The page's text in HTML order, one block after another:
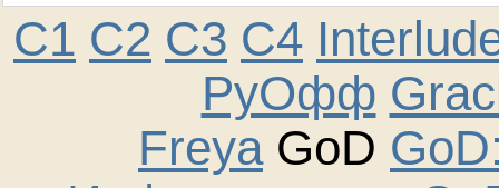
C1 C2 C3 C4
РуОфф
FreyaGoD